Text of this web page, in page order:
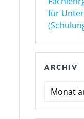
für
ARCHIV
Archiv